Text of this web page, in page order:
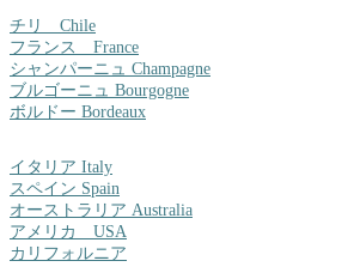
チリ Chile
フランス France
シャンパーニュ Champagne
ブルゴーニュ Bourgogne
ボルドー Bordeaux
イタリア Italy
スペイン Spain
オーストラリア Australia
アメリカ USA
カリフォルニア